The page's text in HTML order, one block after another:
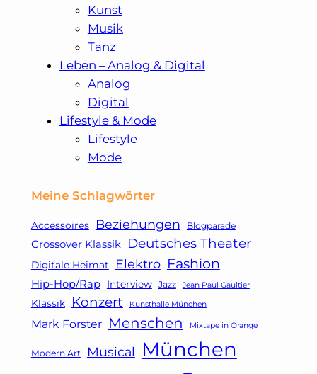
Kunst
Musik
Tanz
Leben – Analog & Digital
Analog
Digital
Lifestyle & Mode
Lifestyle
Mode
Meine Schlagwörter
Accessoires Beziehungen Blogparade
Crossover Klassik Deutsches Theater
Digitale Heimat Elektro Fashion
Hip-Hop/Rap Interview Jazz Jean Paul Gaultier
Klassik Konzert Kunsthalle München
Mark Forster Menschen Mixtape in Orange
Modern Art Musical München